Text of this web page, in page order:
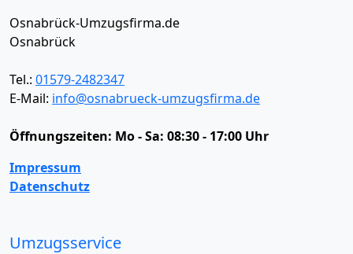
Osnabrück-Umzugsfirma.de
Osnabrück
Tel.: 01579-2482347
E-Mail: info@osnabrueck-umzugsfirma.de
Öffnungszeiten: Mo - Sa: 08:30 - 17:00 Uhr
Impressum
Datenschutz
Umzugsservice